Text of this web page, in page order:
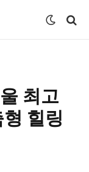
최고
힐링